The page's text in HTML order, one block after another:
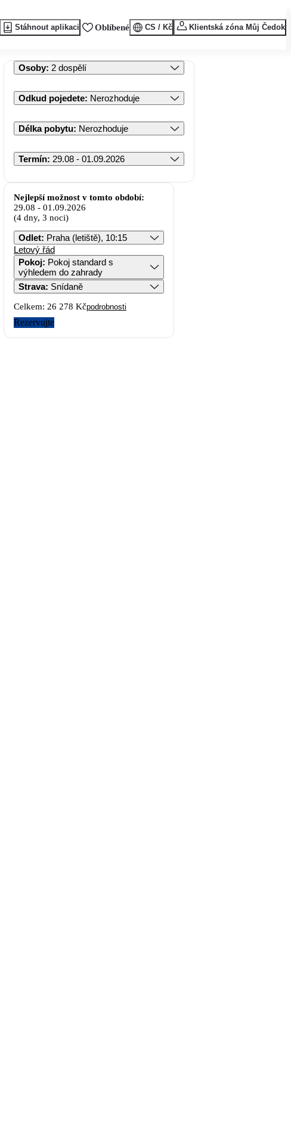
Stáhnout aplikaci Oblíbené CS / Kč Klientská zóna Můj Čedok
Osoby: 2 dospělí
Odkud pojedete: Nerozhoduje
Délka pobytu: Nerozhoduje
Termín: 29.08 - 01.09.2026
Nejlepší možnost v tomto období:
29.08 - 01.09.2026
(4 dny, 3 noci)
Odlet: Praha (letiště), 10:15
Letový řád
Pokoj: Pokoj standard s
výhledem do zahrady
Strava: Snídaně
Celkem: 26 278 Kčpodrobnosti
Rezervujte